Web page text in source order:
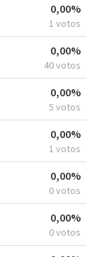
0,00%
1 votos
0,00%
40 votos
0,00%
5 votos
0,00%
1 votos
0,00%
0 votos
0,00%
0 votos